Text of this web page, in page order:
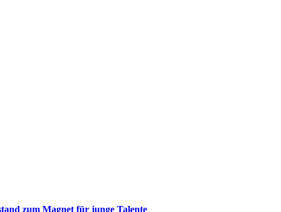
zum Magnet für junge Talente